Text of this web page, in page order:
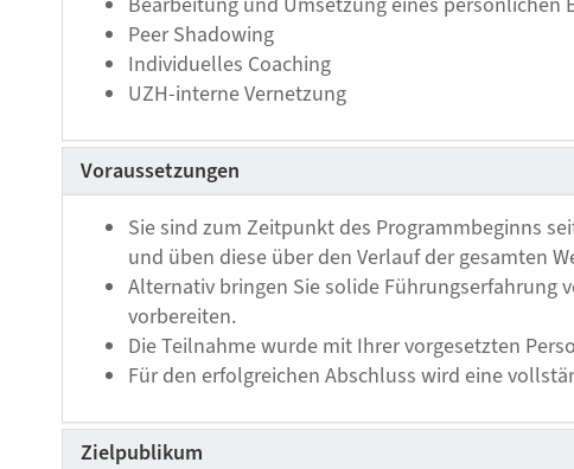
Peer Shadowing
Individuelles Coaching
UZH-interne Vernetzung
Voraussetzungen
Sie sind zum Zeitpunkt des Programmbeginns
und üben diese über den Verlauf der gesamten
Alternativ bringen Sie solide Führungserfahrung
vorbereiten.
Die Teilnahme wurde mit Ihrer vorgesetzten
Für den erfolgreichen Abschluss wird eine
Zielpublikum